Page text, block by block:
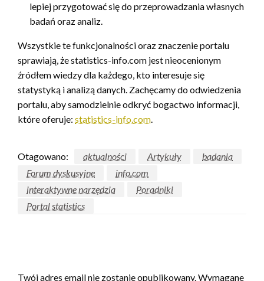
lepiej przygotować się do przeprowadzania własnych
badań oraz analiz.
Wszystkie te funkcjonalności oraz znaczenie portalu
sprawiają, że statistics-info.com jest nieocenionym
źródłem wiedzy dla każdego, kto interesuje się
statystyką i analizą danych. Zachęcamy do odwiedzenia
portalu, aby samodzielnie odkryć bogactwo informacji,
które oferuje: statistics-info.com.
Otagowano: aktualności Artykuły
badania
Forum dyskusyjne
info.com
interaktywne narzędzia
Poradniki
Portal statistics
Twój adres email nie zostanie opublikowany. Wymagane